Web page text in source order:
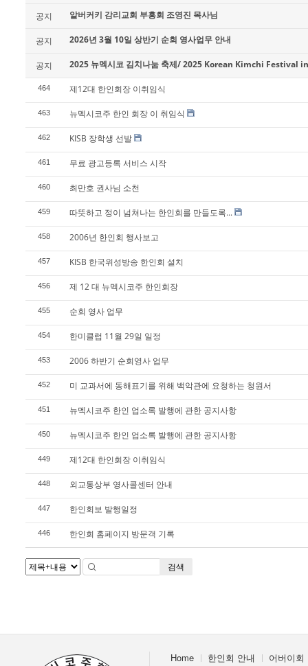
공지 알버커키 감리교회 부흥회 조영진 목사님
공지 2026년 3월 10일 상반기 순회 영사업무 안내
공지 2025 뉴멕시코 김치나눔 축제/ 2025 Korean Kimchi Festival
464 제12대 한인회장 이취임식
463 뉴멕시코주 한인 회장 이 취임식
462 KISB 장학생 선발
461 무료 광고등록 서비스 시작
460 최만호 권사님 소천
459 따뜻하고 정이 넘쳐나는 한인회를 만들도록...
458 2006년 한인회 행사보고
457 KISB 한국위성방송 한인회 설치
456 제 12 대 뉴멕시코주 한인회장
455 순회 영사 업무
454 한미클럽 11월 29일 일정
453 2006 하반기 순회영사 업무
452 미 교과서에 동해표기를 위해 백악관에 요청하는 청원서
451 뉴멕시코주 한인 업소록 발행에 관한 공지사항
450 뉴멕시코주 한인 업소록 발행에 관한 공지사항
449 제12대 한인회장 이취임식
448 외교통상부 영사콜센터 안내
447 한인회보 발행일정
446 한인회 홈페이지 방문객 기록
검색
Home 한인회 안내 어버이회